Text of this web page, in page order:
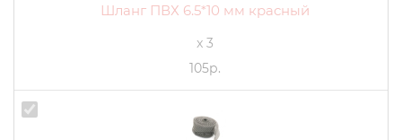
Шланг ПВХ 6.5*10 мм красный
x 3
105р.